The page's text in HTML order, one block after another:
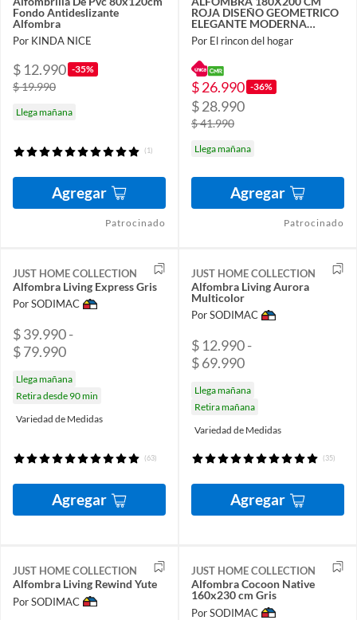
Fondo Antideslizante
Alfombra
Por KINDA NICE
$ 12.990 -35%
$ 19.990
Llega mañana
(1)
Agregar
Patrocinado
ROJA DISEÑO GEOMETRICO
ELEGANTE MODERNA
DECORATIVA DCOIDEA
Por El rincon del hogar
$ 26.990 -36%
$ 28.990
$ 41.990
Llega mañana
Agregar
Patrocinado
JUST HOME COLLECTION
Alfombra Living Express Gris
Por SODIMAC
$ 39.990 -
$ 79.990
Llega mañana
Retira desde 90 min
Variedad de Medidas
(63)
Agregar
JUST HOME COLLECTION
Alfombra Living Aurora
Multicolor
Por SODIMAC
$ 12.990 -
$ 69.990
Llega mañana
Retira mañana
Variedad de Medidas
(35)
Agregar
JUST HOME COLLECTION
Alfombra Living Rewind Yute
Por SODIMAC
JUST HOME COLLECTION
Alfombra Cocoon Native
160x230 cm Gris
Por SODIMAC